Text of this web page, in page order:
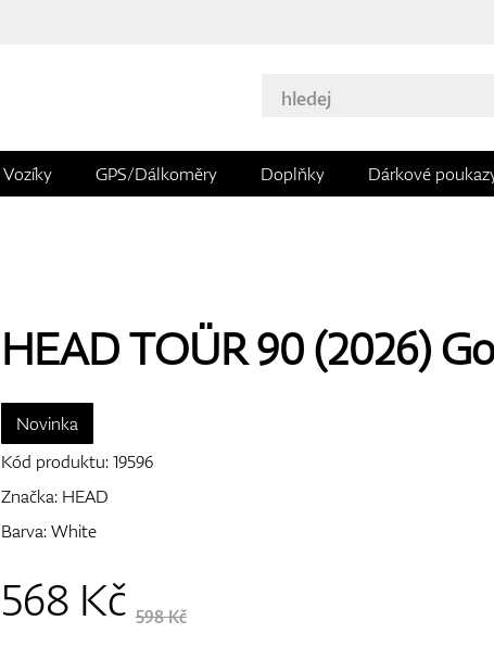
Vozíky GPS/Dálkoměry Doplňky Dárkové
HEAD TOÜR 90 (2026)
Novinka
Kód produktu:19596
Značka: HEAD
Barva: White
568 Kč 598 Kč